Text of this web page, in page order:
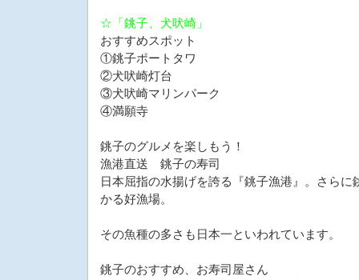
☆「銚子、犬吠崎」
おすすめスポット
①銚子ポートタワ
②犬吠崎灯台
③犬吠崎マリンパーク
④満願寺
銚子のグルメを楽しもう！
漁港直送 銚子の寿司
日本屈指の水揚げを誇る『銚子漁港』。さら
かる好漁場。
その魚種の多さも日本一といわれています。
銚子のおすすめ、お寿司屋さん